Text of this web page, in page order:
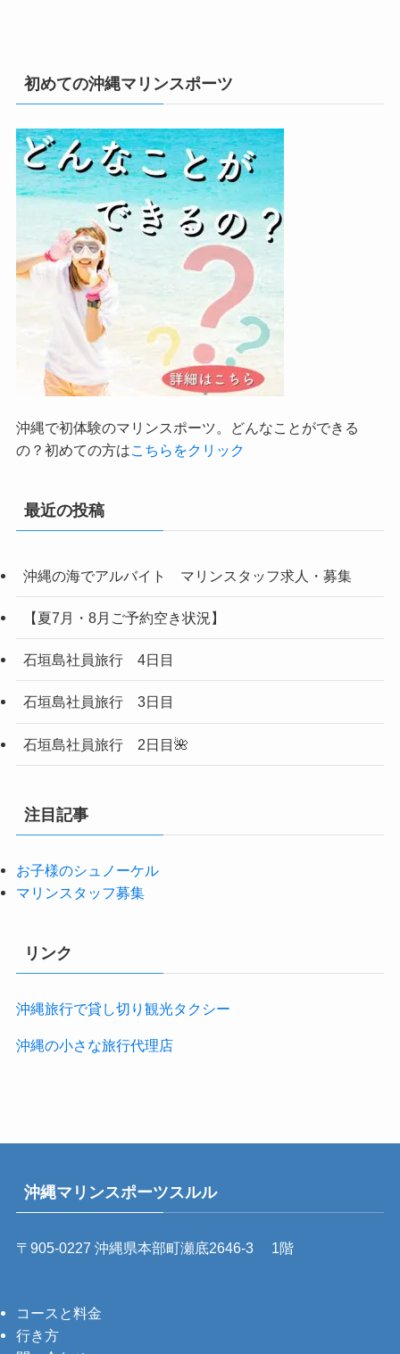
初めての沖縄マリンスポーツ
沖縄で初体験のマリンスポーツ。どんなことができる
の？初めての方はこちらをクリック
最近の投稿
沖縄の海でアルバイト マリンスタッフ求人・募集
【夏7月・8月ご予約空き状況】
石垣島社員旅行 4日目
石垣島社員旅行 3日目
石垣島社員旅行 2日目🌺
注目記事
お子様のシュノーケル
マリンスタッフ募集
リンク
沖縄旅行で貸し切り観光タクシー
沖縄の小さな旅行代理店
沖縄マリンスポーツスルル
〒905-0227 沖縄県本部町瀬底2646-3 1階
コースと料金
行き方